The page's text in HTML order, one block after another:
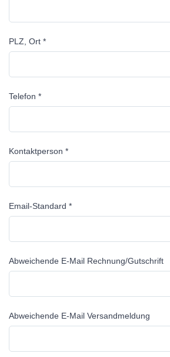
PLZ, Ort *
Telefon *
Kontaktperson *
Email-Standard *
Abweichende E-Mail Rechnung/Gutschrift
Abweichende E-Mail Versandmeldung